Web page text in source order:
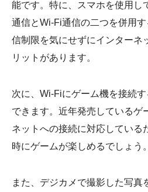
能です。特に、スマホを使用し
通信とWi-Fi通信の二つを併用
信制限を気にせずにインターネ
リットがあります。
次に、Wi-Fiにゲーム機を接続
できます。近年発売しているゲ
ネットへの接続に対応している
時にゲームが楽しめるでしょう。
また、デジカメで撮影した写真